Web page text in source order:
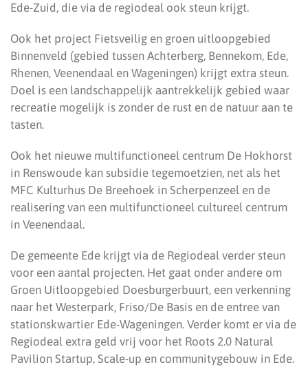
Ede-Zuid, die via de regiodeal ook steun krijgt.
Ook het project Fietsveilig en groen uitloopgebied
Binnenveld (gebied tussen Achterberg, Bennekom, Ede,
Rhenen, Veenendaal en Wageningen) krijgt extra steun.
Doel is een landschappelijk aantrekkelijk gebied waar
recreatie mogelijk is zonder de rust en de natuur aan te
tasten.
Ook het nieuwe multifunctioneel centrum De Hokhorst
in Renswoude kan subsidie tegemoetzien, net als het
MFC Kulturhus De Breehoek in Scherpenzeel en de
realisering van een multifunctioneel cultureel centrum
in Veenendaal.
De gemeente Ede krijgt via de Regiodeal verder steun
voor een aantal projecten. Het gaat onder andere om
Groen Uitloopgebied Doesburgerbuurt, een verkenning
naar het Westerpark, Friso/De Basis en de entree van
stationskwartier Ede-Wageningen. Verder komt er via de
Regiodeal extra geld vrij voor het Roots 2.0 Natural
Pavilion Startup, Scale-up en communitygebouw in Ede.